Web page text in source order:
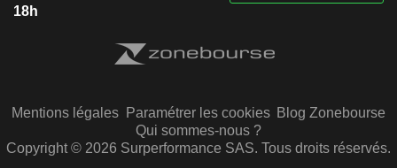
18h
Mentions légales Paramétrer les cookies Blog Zonebourse
Qui sommes-nous ?
Copyright © 2026 Surperformance SAS. Tous droits réservés.